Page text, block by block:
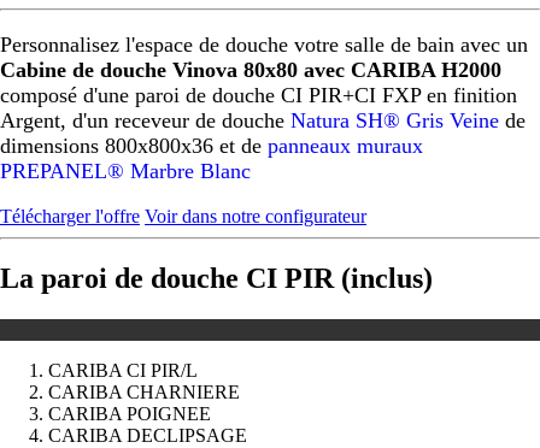
Personnalisez l'espace de douche votre salle de bain avec un
Cabine de douche Vinova 80x80 avec CARIBA H2000
composé d'une paroi de douche CI PIR+CI FXP en finition
Argent, d'un receveur de douche Natura SH® Gris Veine de
dimensions 800x800x36 et de panneaux muraux
PREPANEL® Marbre Blanc
Télécharger l'offre Voir dans notre configurateur
La paroi de douche CI PIR (inclus)
CARIBA CI PIR/L
CARIBA CHARNIERE
CARIBA POIGNEE
CARIBA DECLIPSAGE